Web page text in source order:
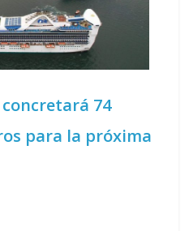
74
para la próxima